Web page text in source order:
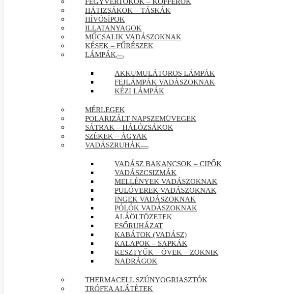
HÁTIZSÁKOK – TÁSKÁK
HÍVÓSÍPOK
ILLATANYAGOK
MŰCSALIK VADÁSZOKNAK
KÉSEK – FŰRÉSZEK
LÁMPÁK
AKKUMULÁTOROS LÁMPÁK
FEJLÁMPÁK VADÁSZOKNAK
KÉZI LÁMPÁK
MÉRLEGEK
POLARIZÁLT NAPSZEMÜVEGEK
SÁTRAK – HÁLÓZSÁKOK
SZÉKEK – ÁGYAK
VADÁSZRUHÁK
VADÁSZ BAKANCSOK – CIPŐK
VADÁSZCSIZMÁK
MELLÉNYEK VADÁSZOKNAK
PULÓVEREK VADÁSZOKNAK
INGEK VADÁSZOKNAK
PÓLÓK VADÁSZOKNAK
ALÁÖLTÖZETEK
ESŐRUHÁZAT
KABÁTOK (VADÁSZ)
KALAPOK – SAPKÁK
KESZTYŰK – ÖVEK – ZOKNIK
NADRÁGOK
THERMACELL SZÚNYOGRIASZTÓK
TRÓFEA ALÁTÉTEK